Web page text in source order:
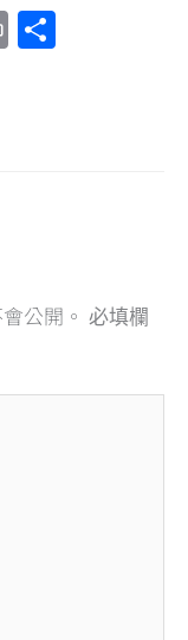
Pr
in
公開。 必填欄